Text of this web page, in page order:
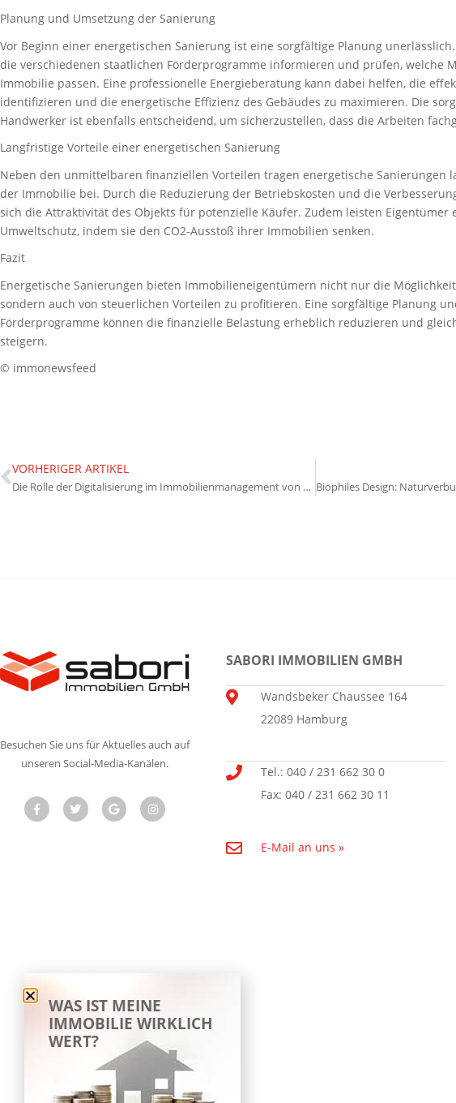
Planung und Umsetzung der Sanierung
Vor Beginn einer energetischen Sanierung ist eine sorgfältige Planung
die verschiedenen staatlichen Förderprogramme informieren und prüfen, welche
Immobilie passen. Eine professionelle Energieberatung kann dabei helfen, die
identifizieren und die energetische Effizienz des Gebäudes zu maximieren. Die
Handwerker ist ebenfalls entscheidend, um sicherzustellen, dass die Arbeiten
Langfristige Vorteile einer energetischen Sanierung
Neben den unmittelbaren finanziellen Vorteilen tragen energetische Sanierungen
der Immobilie bei. Durch die Reduzierung der Betriebskosten und die
sich die Attraktivität des Objekts für potenzielle Käufer. Zudem leisten Eigentümer
Umweltschutz, indem sie den CO2-Ausstoß ihrer Immobilien senken.
Fazit
Energetische Sanierungen bieten Immobilieneigentümern nicht nur die
sondern auch von steuerlichen Vorteilen zu profitieren. Eine sorgfältige Planung
Förderprogramme können die finanzielle Belastung erheblich reduzieren und
steigern.
© immonewsfeed
VORHERIGER ARTIKEL
Die Rolle der Digitalisierung im Immobilienmanagement von morgen
Besuchen Sie uns für Aktuelles auch auf
unseren Social-Media-Kanälen.
SABORI IMMOBILIEN GMBH
Wandsbeker Chaussee 164
22089 Hamburg
Tel.: 040 / 231 662 30 0
Fax: 040 / 231 662 30 11
E-Mail an uns »
WAS IST MEINE
IMMOBILIE WIRKLICH
WERT?